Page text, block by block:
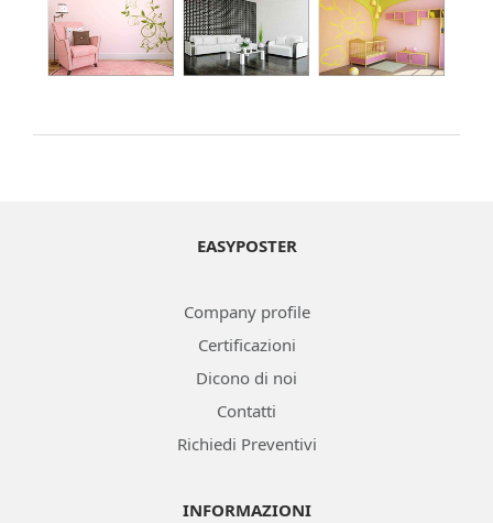
EASYPOSTER
Company profile
Certificazioni
Dicono di noi
Contatti
Richiedi Preventivi
INFORMAZIONI